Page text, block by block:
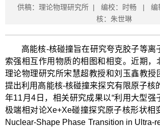
供稿：理论物理研究所 | 编校：时畅 |
核：朱世琳
高能核-核碰撞旨在研究夸克胶子等离
索强相互作用物质的相图和相变。近期，
理论物理研究所宋慧超教授和刘玉鑫教授
提出利用高能核-核碰撞来探究有限原子核
年11月4日，相关研究成果以“利用大型强
极端相对论Xe+Xe碰撞探究原子核形状相
Nuclear-Shape Phase Transition in Ultra-